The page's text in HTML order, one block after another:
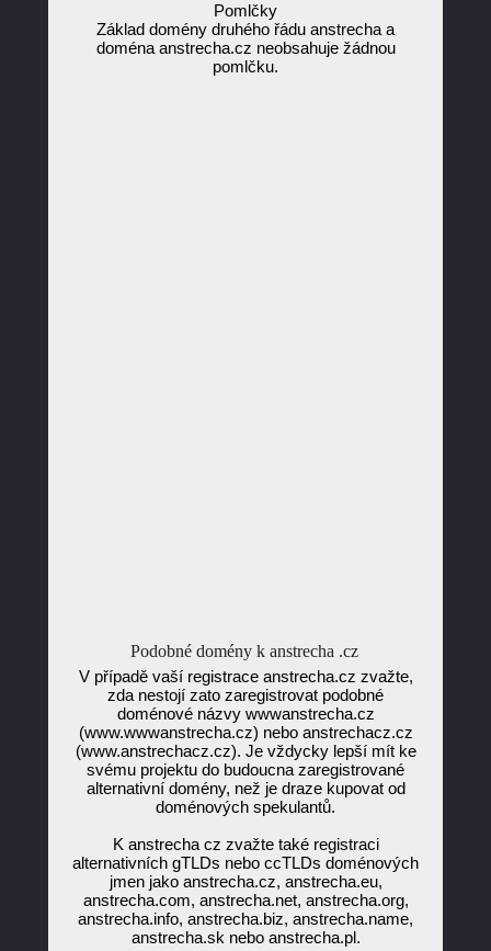
Pomlčky
Základ domény druhého řádu anstrecha a
doména anstrecha.cz neobsahuje žádnou
pomlčku.
Podobné domény k anstrecha .cz
V případě vaší registrace anstrecha.cz zvažte,
zda nestojí zato zaregistrovat podobné
doménové názvy wwwanstrecha.cz
(www.wwwanstrecha.cz) nebo anstrechacz.cz
(www.anstrechacz.cz). Je vždycky lepší mít ke
svému projektu do budoucna zaregistrované
alternativní domény, než je draze kupovat od
doménových spekulantů.
K anstrecha cz zvažte také registraci
alternativních gTLDs nebo ccTLDs doménových
jmen jako anstrecha.cz, anstrecha.eu,
anstrecha.com, anstrecha.net, anstrecha.org,
anstrecha.info, anstrecha.biz, anstrecha.name,
anstrecha.sk nebo anstrecha.pl.